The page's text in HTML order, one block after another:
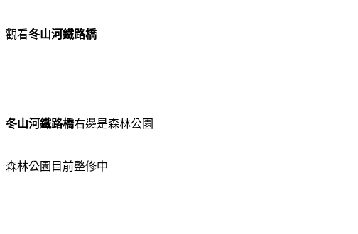
觀看冬山河鐵路橋
冬山河鐵路橋右邊是森林公園
森林公園目前整修中